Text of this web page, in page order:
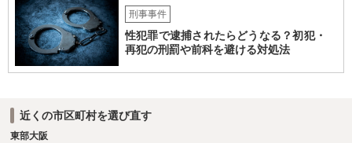
刑事事件
性犯罪で逮捕されたらどうなる？初犯・
再犯の刑罰や前科を避ける対処法
近くの市区町村を選び直す
東部大阪